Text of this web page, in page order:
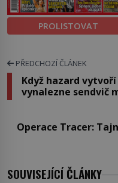
PROLISTOVAT
PŘEDCHOZÍ ČLÁNEK
Když hazard
vynalezne sendvič
Operace Tracer:
SOUVISEJÍCÍ ČLÁNKY